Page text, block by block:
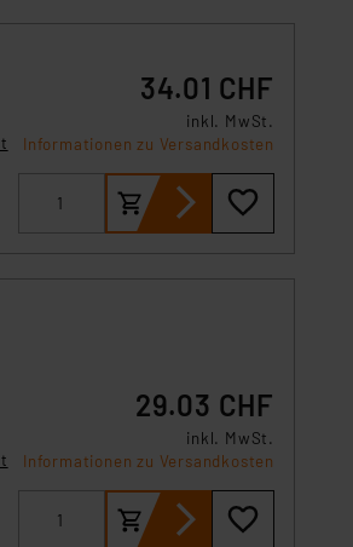
34.01 CHF
inkl. MwSt.
Informationen zu Versandkosten
29.03 CHF
inkl. MwSt.
Informationen zu Versandkosten